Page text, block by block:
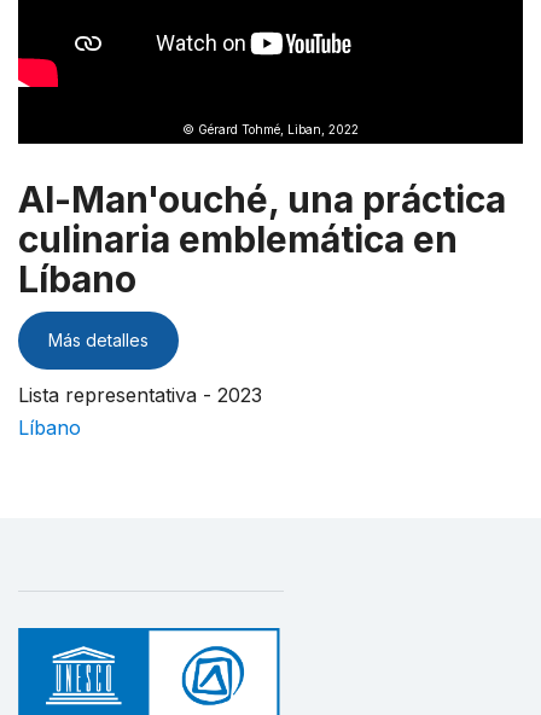
© Gérard Tohmé, Liban, 2022
Al-Man'ouché, una práctica
culinaria emblemática en
Líbano
Más detalles
Lista representativa - 2023
Líbano